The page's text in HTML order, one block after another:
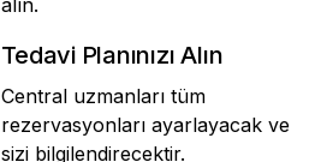
alın.
Tedavi Planınızı Alın
Central uzmanları tüm
rezervasyonları ayarlayacak ve
sizi bilgilendirecektir.